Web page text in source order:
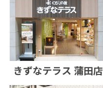
きずなテラス 蒲田店